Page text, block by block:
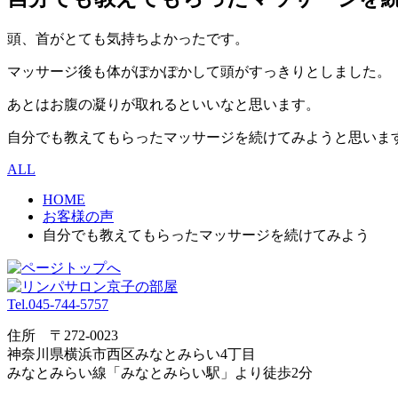
頭、首がとても気持ちよかったです。
マッサージ後も体がぽかぽかして頭がすっきりとしました。
あとはお腹の凝りが取れるといいなと思います。
自分でも教えてもらったマッサージを続けてみようと思いま
ALL
HOME
お客様の声
自分でも教えてもらったマッサージを続けてみよう
Tel.045-744-5757
住所 〒272-0023
神奈川県横浜市⻄区みなとみらい4丁目
みなとみらい線「みなとみらい駅」より徒歩2分